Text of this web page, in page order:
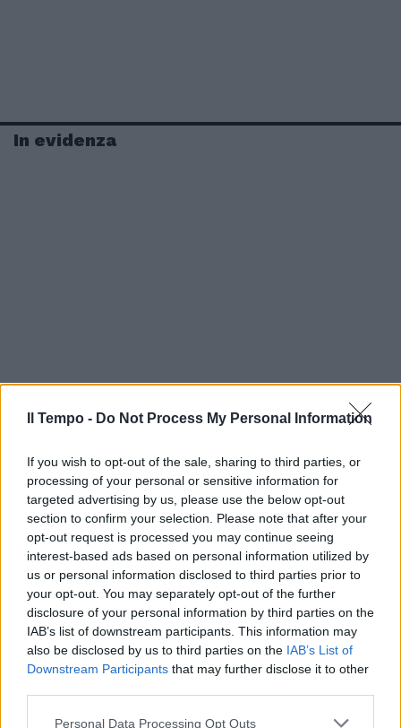
Il Tempo - Do Not Process My Personal Information
If you wish to opt-out of the sale, sharing to third parties, or
processing of your personal or sensitive information for
targeted advertising by us, please use the below opt-out
section to confirm your selection. Please note that after your
opt-out request is processed you may continue seeing
interest-based ads based on personal information utilized by
us or personal information disclosed to third parties prior to
your opt-out. You may separately opt-out of the further
disclosure of your personal information by third parties on the
IAB’s list of downstream participants. This information may
also be disclosed by us to third parties on the IAB’s List of
Downstream Participants that may further disclose it to other
Personal Data Processing Opt Outs
In evidenza